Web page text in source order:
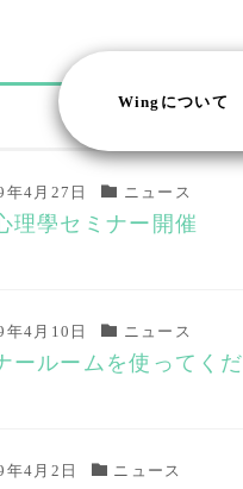
Wingについて
年4月27日 ニュース
理學セミナー開催
年4月10日 ニュース
ールームを使ってくだ
年4月2日 ニュース